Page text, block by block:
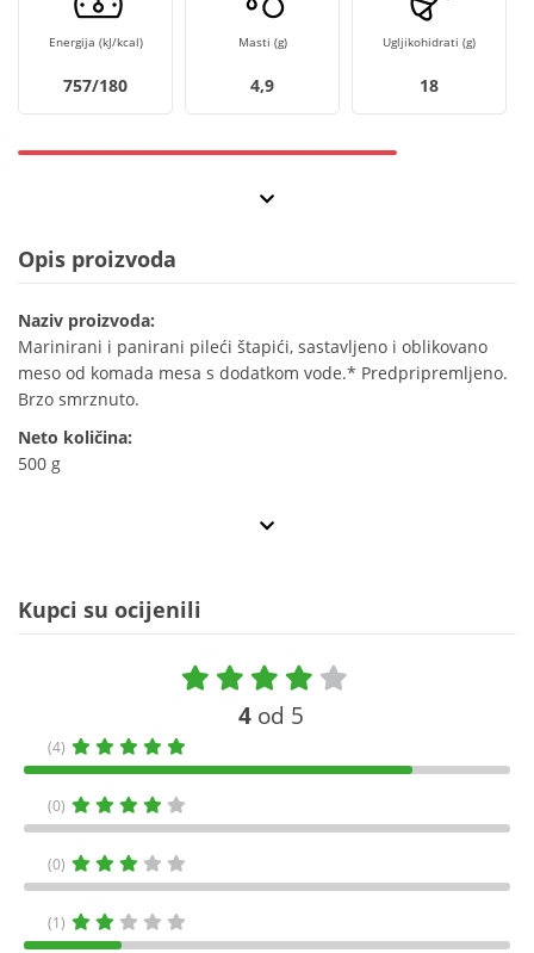
Energija (kJ/kcal)
757/180
Masti (g)
4,9
Ugljikohidrati (g)
18
Opis proizvoda
Naziv proizvoda:
Marinirani i panirani pileći štapići, sastavljeno i oblikovano
meso od komada mesa s dodatkom vode.* Predpripremljeno.
Brzo smrznuto.
Neto količina:
500 g
Kupci su ocijenili
4 od 5
(4)
(0)
(0)
(1)